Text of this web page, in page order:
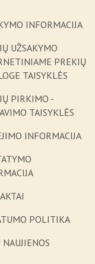
INFORMACIJA
UŽSAKYMO
PREKIŲ
TAISYKLĖS
PIRKIMO -
TAISYKLĖS
INFORMACIJA
POLITIKA
NAUJIENOS